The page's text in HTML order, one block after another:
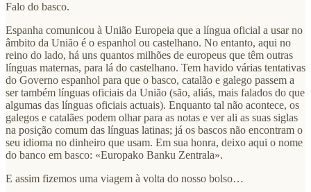
Falo do basco.
Espanha comunicou à União Europeia que a língua oficial a usar no
âmbito da União é o espanhol ou castelhano. No entanto, aqui no
reino do lado, há uns quantos milhões de europeus que têm outras
línguas maternas, para lá do castelhano. Tem havido várias tentativas
do Governo espanhol para que o basco, catalão e galego passem a
ser também línguas oficiais da União (são, aliás, mais falados do que
algumas das línguas oficiais actuais). Enquanto tal não acontece, os
galegos e catalães podem olhar para as notas e ver ali as suas siglas
na posição comum das línguas latinas; já os bascos não encontram o
seu idioma no dinheiro que usam. Em sua honra, deixo aqui o nome
do banco em basco: «Europako Banku Zentrala».
E assim fizemos uma viagem à volta do nosso bolso…